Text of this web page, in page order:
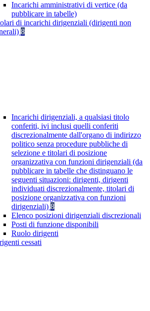
Incarichi amministrativi di vertice (da
pubblicare in tabelle)
di incarichi dirigenziali (dirigenti non
8
Incarichi dirigenziali, a qualsiasi titolo
conferiti, ivi inclusi quelli conferiti
discrezionalmente dall'organo di indirizzo
politico senza procedure pubbliche di
selezione e titolari di posizione
organizzativa con funzioni dirigenziali (da
pubblicare in tabelle che distinguano le
seguenti situazioni: dirigenti, dirigenti
individuati discrezionalmente, titolari di
posizione organizzativa con funzioni
dirigenziali) 8
Elenco posizioni dirigenziali discrezionali
Posti di funzione disponibili
Ruolo dirigenti
cessati